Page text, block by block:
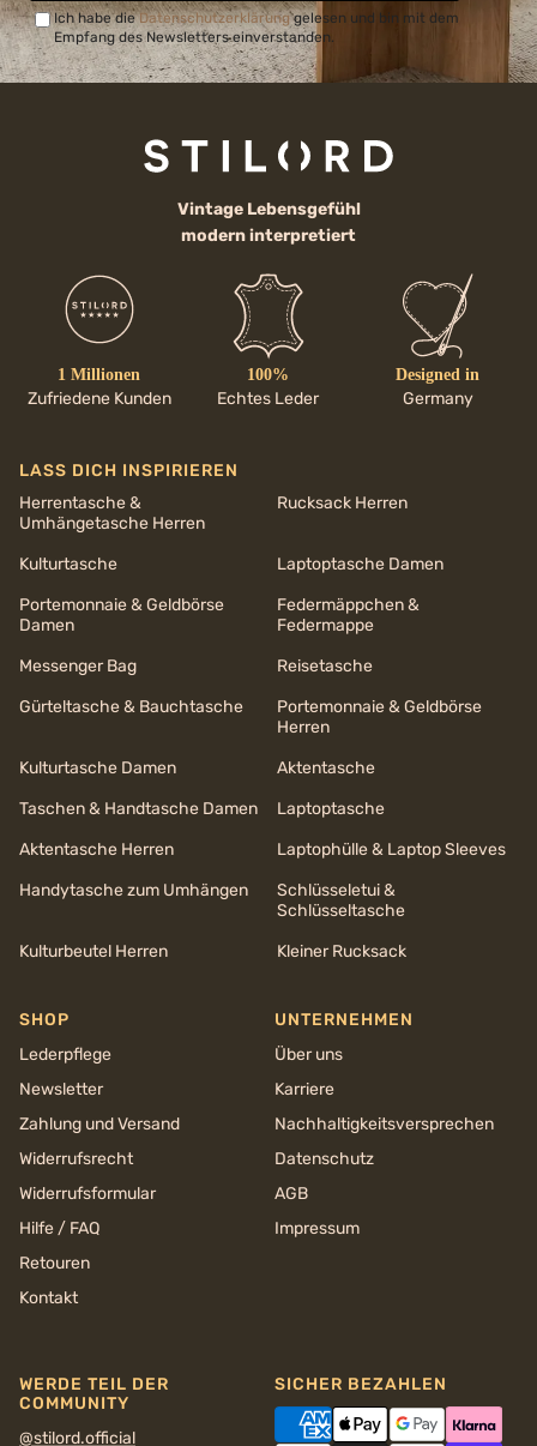
Ich habe dieDatenschutzerklärunggelesen und bin mit dem
Empfang des Newsletters einverstanden.
Vintage Lebensgefühl
modern interpretiert
1 Millionen
Zufriedene Kunden
100%
Echtes Leder
Designed in
Germany
LASS DICH INSPIRIEREN
Herrentasche &
Umhängetasche Herren
Rucksack Herren
Kulturtasche
Laptoptasche Damen
Portemonnaie & Geldbörse
Damen
Federmäppchen &
Federmappe
Messenger Bag
Reisetasche
Gürteltasche & Bauchtasche
Portemonnaie & Geldbörse
Herren
Kulturtasche Damen
Aktentasche
Taschen & Handtasche Damen
Laptoptasche
Aktentasche Herren
Laptophülle & Laptop Sleeves
Handytasche zum Umhängen
Schlüsseletui &
Schlüsseltasche
Kulturbeutel Herren
Kleiner Rucksack
SHOP
Lederpflege
Newsletter
Zahlung und Versand
Widerrufsrecht
Widerrufsformular
Hilfe / FAQ
Retouren
Kontakt
UNTERNEHMEN
Über uns
Karriere
Nachhaltigkeits­versprechen
Datenschutz
AGB
Impressum
WERDE TEIL DER
COMMUNITY
@stilord.official
SICHER BEZAHLEN